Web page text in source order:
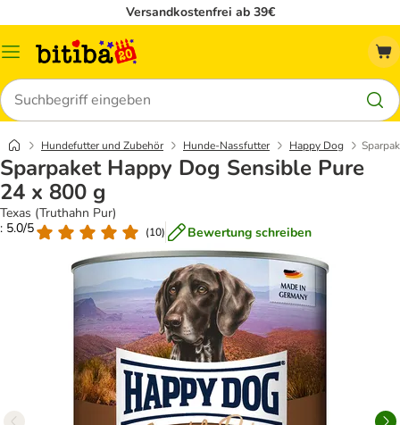
Versandkostenfrei ab 39€
Menü
Suchen
Hundefutter und Zubehör Hunde-Nassfutter Happy Dog
Sparpaket Happy Dog Sensible Pure
24 x 800 g
Texas (Truthahn Pur)
: 5.0/5
(10) Bewertung schreiben